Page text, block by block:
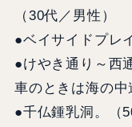
（30代／男性）
●ベイサイドプレ
●けやき通り～西
車のときは海の中
●千仏鍾乳洞。（